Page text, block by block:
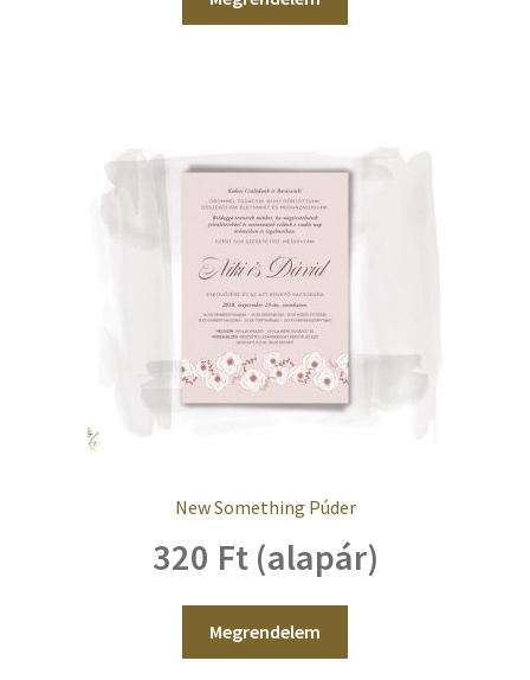
New Something Púder
320 Ft (alapár)
Megrendelem